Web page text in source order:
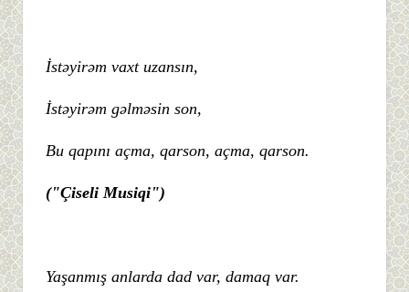
İstəyirəm vaxt uzansın,
İstəyirəm gəlməsin son,
Bu qapını açma, qarson, açma, qarson.
("Çiseli Musiqi")
Yaşanmış anlarda dad var, damaq var.